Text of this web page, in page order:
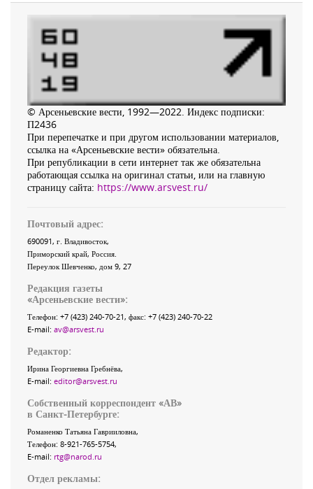
© Арсеньевские вести, 1992—2022. Индекс подписки:
П2436
При перепечатке и при другом использовании материалов,
ссылка на «Арсеньевские вести» обязательна.
При републикации в сети интернет так же обязательна
работающая ссылка на оригинал статьи, или на главную
страницу сайта: https://www.arsvest.ru/
Почтовый адрес:
690091, г. Владивосток,
Приморский край, Россия.
Переулок Шевченко, дом 9, 27
Редакция газеты
«Арсеньевские вести»:
Телефон: +7 (423) 240-70-21, факс: +7 (423) 240-70-22
E-mail: av@arsvest.ru
Редактор:
Ирина Георгиевна Гребнёва,
E-mail: editor@arsvest.ru
Собственный корреспондент «АВ»
в Санкт-Петербурге:
Романенко Татьяна Гаврииловна,
Телефон: 8-921-765-5754,
E-mail: rtg@narod.ru
Отдел рекламы: